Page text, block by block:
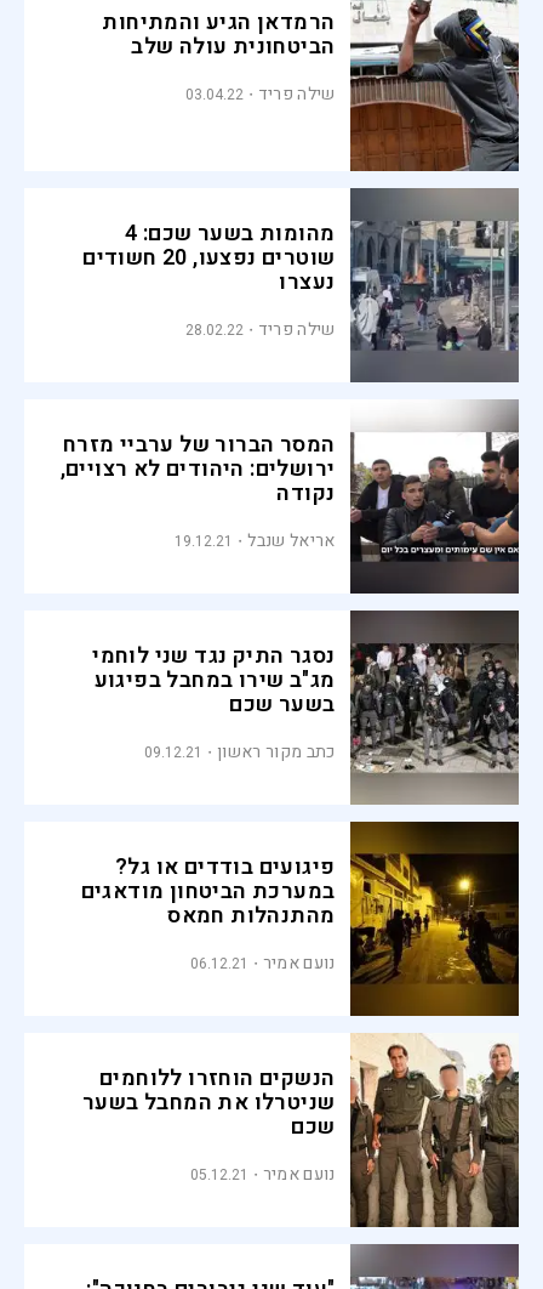
הרמדאן הגיע והמתיחות
הביטחונית עולה שלב
שילה פריד 03.04.22
מהומות בשער שכם: 4
שוטרים נפצעו, 20 חשודים
נעצרו
שילה פריד 28.02.22
המסר הברור של ערביי מזרח
ירושלים: היהודים לא רצויים,
נקודה
אריאל שנבל 19.12.21
נסגר התיק נגד שני לוחמי
מג"ב שירו במחבל בפיגוע
בשער שכם
כתב מקור ראשון 09.12.21
פיגועים בודדים או גל?
במערכת הביטחון מודאגים
מהתנהלות חמאס
נועם אמיר 06.12.21
הנשקים הוחזרו ללוחמים
שניטרלו את המחבל בשער
שכם
נועם אמיר 05.12.21